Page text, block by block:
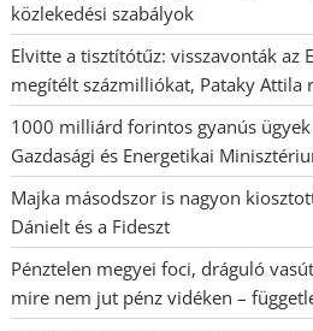
közlekedési szabályok
Elvitte a tisztítótűz: visszavonták az
megítélt százmilliókat, Pataky Attila
1000 milliárd forintos gyanús
Gazdasági és Energetikai
Majka másodszor is nagyon
Dánielt és a Fideszt
Pénztelen megyei foci, dráguló
mire nem jut pénz vidéken –